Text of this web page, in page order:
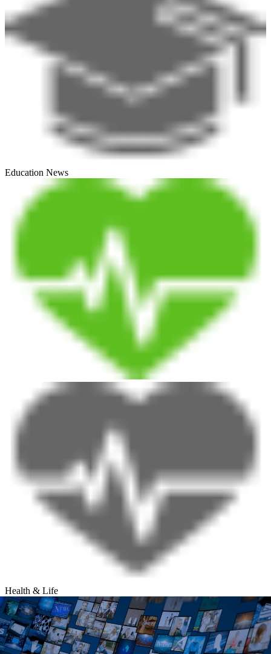
Education News
Health & Life